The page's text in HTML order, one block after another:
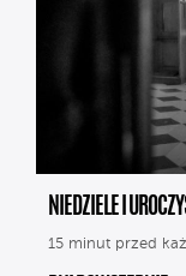
NIEDZIELE I
15 minut przed